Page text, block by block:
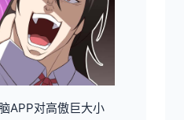
APP对高傲巨大小